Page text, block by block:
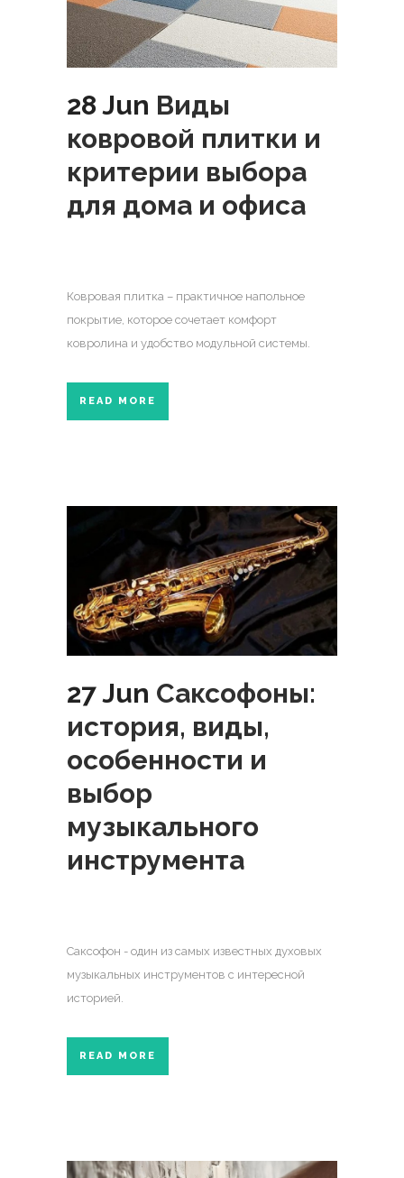
28 Jun Виды
ковровой плитки и
критерии выбора
для дома и офиса
Ковровая плитка – практичное напольное
покрытие, которое сочетает комфорт
ковролина и удобство модульной системы.
READ MORE
27 Jun Саксофоны:
история, виды,
особенности и
выбор
музыкального
инструмента
Саксофон - один из самых известных духовых
музыкальных инструментов с интересной
историей.
READ MORE